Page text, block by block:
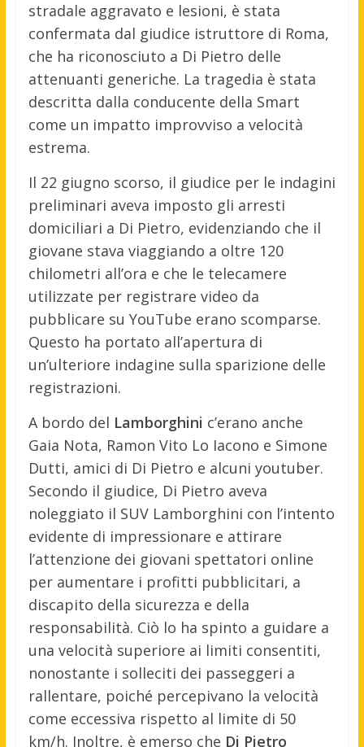
stradale aggravato e lesioni, è stata
confermata dal giudice istruttore di Roma,
che ha riconosciuto a Di Pietro delle
attenuanti generiche. La tragedia è stata
descritta dalla conducente della Smart
come un impatto improvviso a velocità
estrema.
Il 22 giugno scorso, il giudice per le indagini
preliminari aveva imposto gli arresti
domiciliari a Di Pietro, evidenziando che il
giovane stava viaggiando a oltre 120
chilometri all’ora e che le telecamere
utilizzate per registrare video da
pubblicare su YouTube erano scomparse.
Questo ha portato all’apertura di
un’ulteriore indagine sulla sparizione delle
registrazioni.
A bordo del Lamborghini c’erano anche
Gaia Nota, Ramon Vito Lo Iacono e Simone
Dutti, amici di Di Pietro e alcuni youtuber.
Secondo il giudice, Di Pietro aveva
noleggiato il SUV Lamborghini con l’intento
evidente di impressionare e attirare
l’attenzione dei giovani spettatori online
per aumentare i profitti pubblicitari, a
discapito della sicurezza e della
responsabilità. Ciò lo ha spinto a guidare a
una velocità superiore ai limiti consentiti,
nonostante i solleciti dei passeggeri a
rallentare, poiché percepivano la velocità
come eccessiva rispetto al limite di 50
km/h. Inoltre, è emerso che Di Pietro